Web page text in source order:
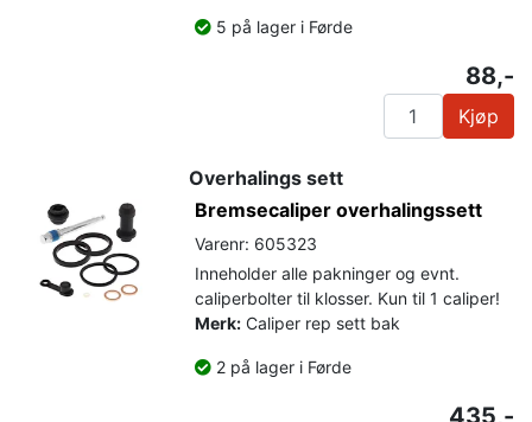
5 på lager i Førde
88,-
Kjøp
Overhalings sett
Bremsecaliper overhalingssett
Varenr: 605323
Inneholder alle pakninger og evnt.
caliperbolter til klosser. Kun til 1 caliper!
Merk: Caliper rep sett bak
2 på lager i Førde
435,-